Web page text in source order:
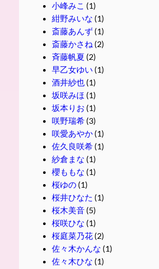
小峰みこ (1)
紺野みいな (1)
斎藤あんず(1)
斎藤かさね (2)
斉藤帆夏 (2)
早乙女ゆい (1)
酒井紗也(1)
坂咲みほ (1)
坂本りお (1)
咲野瑞希(3)
咲愛あやか(1)
佐久良咲希(1)
紗倉まな (1)
櫻ももな (1)
桜ゆの(1)
桜井ひなた (1)
桜木美音(5)
桜咲ひな (1)
桜庭菜乃花(2)
佐々木かんな (1)
佐々木ひな (1)